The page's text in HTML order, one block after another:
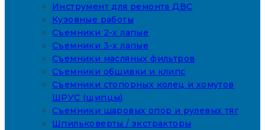
Инструмент для ремонта ДВС
Кузовные работы
Съемники 2-х лапые
Съемники 3-х лапые
Съемники масляных фильтров
Съемники обшивки и клипс
Съемники стопорных колец и хомутов
ШРУС (щипцы)
Съемники шаровых опор и рулевых тяг
Шпильковерты / экстракторы